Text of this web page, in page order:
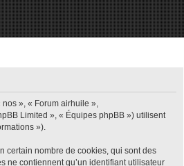
», « Forum airhuile »,
Limited », « Équipes phpBB ») utilisent
»).
certain nombre de cookies, qui sont des
ne contiennent qu’un identifiant utilisateur